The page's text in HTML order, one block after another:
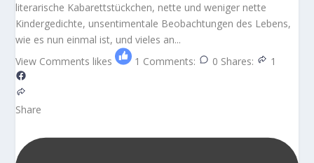
literarische Kabarettstückchen, nette und weniger nette
Kindergedichte, unsentimentale Beobachtungen des Lebens,
wie es nun einmal ist, und vieles an...
View Comments likes 1 Comments: 0 Shares: 1
Share